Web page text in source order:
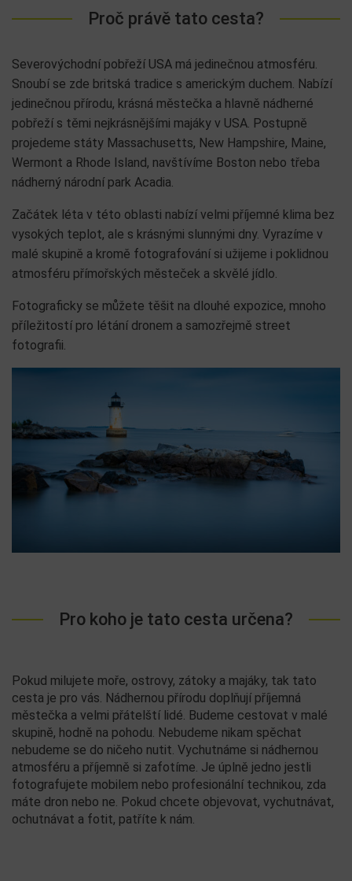
Proč právě tato cesta?
Severovýchodní pobřeží USA má jedinečnou atmosféru.
Snoubí se zde britská tradice s americkým duchem. Nabízí
jedinečnou přírodu, krásná městečka a hlavně nádherné
pobřeží s těmi nejkrásnějšími majáky v USA. Postupně
projedeme státy Massachusetts, New Hampshire, Maine,
Wermont a Rhode Island, navštívíme Boston nebo třeba
nádherný národní park Acadia.
Začátek léta v této oblasti nabízí velmi příjemné klima bez
vysokých teplot, ale s krásnými slunnými dny. Vyrazíme v
malé skupině a kromě fotografování si užijeme i poklidnou
atmosféru přímořských městeček a skvělé jídlo.
Fotograficky se můžete těšit na dlouhé expozice, mnoho
příležitostí pro létání dronem a samozřejmě street
fotografii.
Pro koho je tato cesta určena?
Pokud milujete moře, ostrovy, zátoky a majáky, tak tato
cesta je pro vás. Nádhernou přírodu doplňují příjemná
městečka a velmi přátelští lidé. Budeme cestovat v malé
skupině, hodně na pohodu. Nebudeme nikam spěchat
nebudeme se do ničeho nutit. Vychutnáme si nádhernou
atmosféru a příjemně si zafotíme. Je úplně jedno jestli
fotografujete mobilem nebo profesionální technikou, zda
máte dron nebo ne. Pokud chcete objevovat, vychutnávat,
ochutnávat a fotit, patříte k nám.